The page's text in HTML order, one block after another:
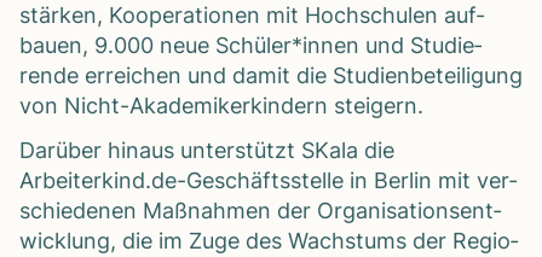
stär­ken, Koope­ra­tio­nen mit Hoch­schu­len auf­
bauen, 9.000 neue Schüler*innen und Stu­die­
rende errei­chen und damit die Stu­di­en­be­tei­li­gung
von Nicht-Aka­de­mi­ker­kin­dern stei­gern.
Dar­über hin­aus unter­stützt SKala die
Arbeiterkind.de-Geschäftsstelle in Ber­lin mit ver­
schie­de­nen Maß­nah­men der Orga­ni­sa­ti­ons­ent­
wick­lung, die im Zuge des Wachs­tums der Regio­